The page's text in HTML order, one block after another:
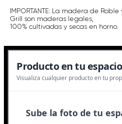
IMPORTANTE: La madera de
Grill son maderas legales,
100% cultivadas y secas en horno.